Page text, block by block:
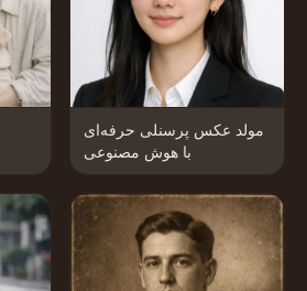
مولد عکس پرسنلی حرفه‌ای
با هوش مصنوعی